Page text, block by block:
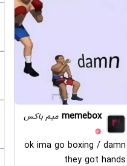
memebox میم باکس
ok ima go boxing / damn
they got hands